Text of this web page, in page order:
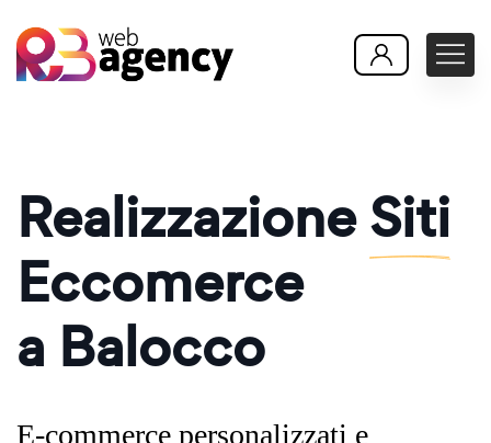
RealizzazioneSiti
Eccomerce
a Balocco
E-commerce personalizzati e